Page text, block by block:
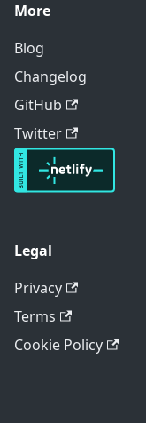
More
Blog
Changelog
GitHub
Twitter
Legal
Privacy
Terms
Cookie Policy